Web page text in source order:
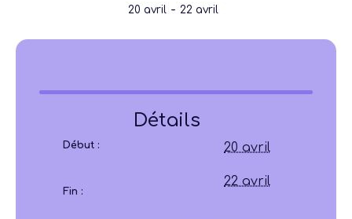
20 avril - 22 avril
Détails
Début : 20 avril
Fin :
22 avril